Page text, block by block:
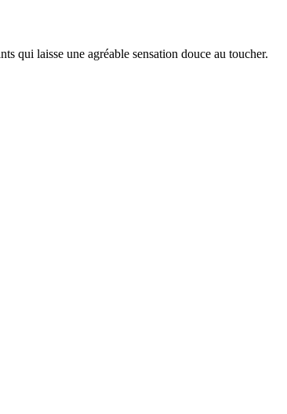
qui laisse une agréable sensation douce au toucher.